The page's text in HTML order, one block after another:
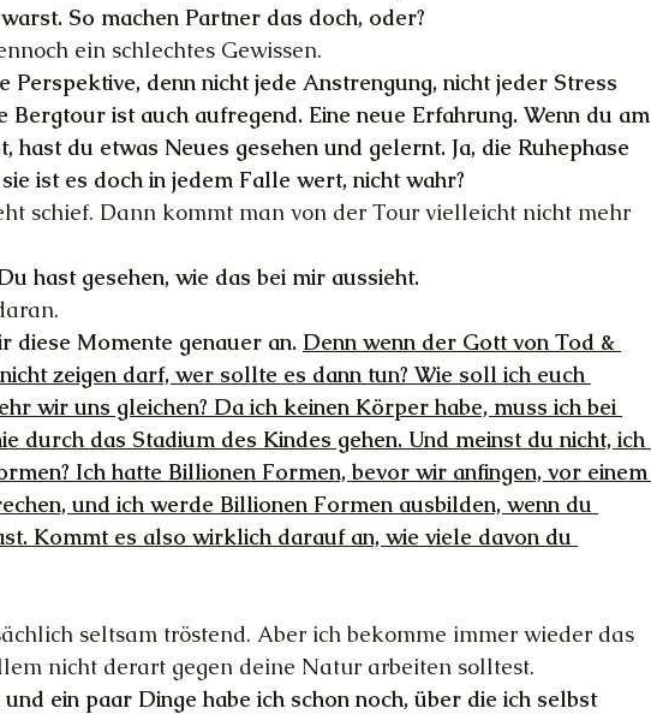
So machen Partner das doch, oder?
ein schlechtes Gewissen.
Perspektive, denn nicht jede Anstrengung, nicht jeder Stress
Bergtour ist auch aufregend. Eine neue Erfahrung. Wenn du am
hast du etwas Neues gesehen und gelernt. Ja, die Ruhephase
ist es doch in jedem Falle wert, nicht wahr?
schief. Dann kommt man von der Tour vielleicht nicht mehr
hast gesehen, wie das bei mir aussieht.
diese Momente genauer an. Denn wenn der Gott von Tod &
zeigen darf, wer sollte es dann tun? Wie soll ich euch
wir uns gleichen? Da ich keinen Körper habe, muss ich bei
durch das Stadium des Kindes gehen. Und meinst du nicht, ich
Ich hatte Billionen Formen, bevor wir anfingen, vor einem
und ich werde Billionen Formen ausbilden, wenn du
Kommt es also wirklich darauf an, wie viele davon du
seltsam tröstend. Aber ich bekomme immer wieder das
nicht derart gegen deine Natur arbeiten solltest.
ein paar Dinge habe ich schon noch, über die ich selbst